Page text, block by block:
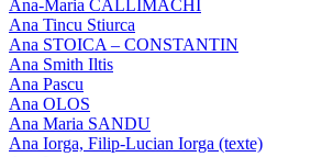
Ana-Maria CALLIMACHI
Ana Tincu Stiurca
Ana STOICA – CONSTANTIN
Ana Smith Iltis
Ana Pascu
Ana OLOS
Ana Maria SANDU
Ana Iorga, Filip-Lucian Iorga (texte)